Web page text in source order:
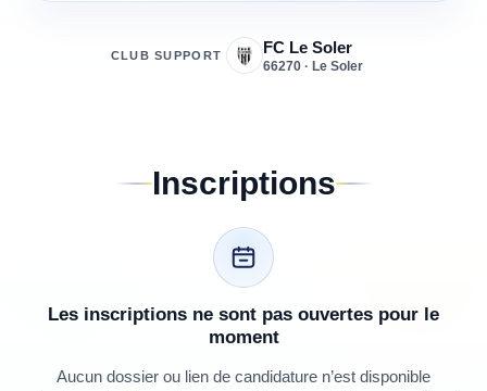
CLUB SUPPORT FC Le Soler
66270 · Le Soler
Inscriptions
Les inscriptions ne sont pas ouvertes pour le
moment
Aucun dossier ou lien de candidature n’est disponible